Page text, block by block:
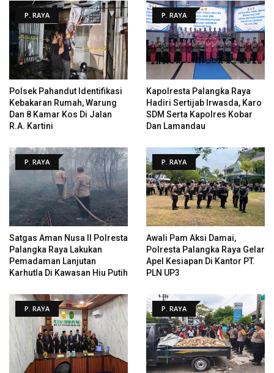
P. RAYA
Polsek Pahandut Identifikasi
Kebakaran Rumah, Warung
Dan 8 Kamar Kos Di Jalan
R.A. Kartini
P. RAYA
Kapolresta Palangka Raya
Hadiri Sertijab Irwasda, Karo
SDM Serta Kapolres Kobar
Dan Lamandau
P. RAYA
Satgas Aman Nusa II Polresta
Palangka Raya Lakukan
Pemadaman Lanjutan
Karhutla Di Kawasan Hiu Putih
P. RAYA
Awali Pam Aksi Damai,
Polresta Palangka Raya Gelar
Apel Kesiapan Di Kantor PT.
PLN UP3
P. RAYA P. RAYA